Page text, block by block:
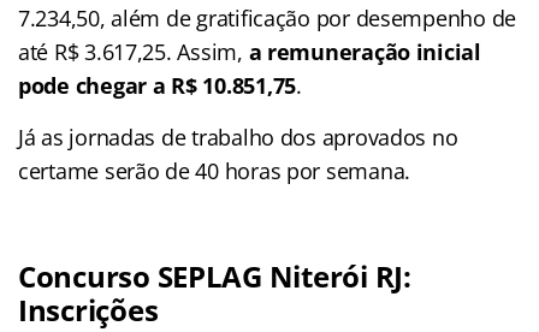
7.234,50, além de gratificação por desempenho de
até R$ 3.617,25. Assim, a remuneração inicial
pode chegar a R$ 10.851,75.
Já as jornadas de trabalho dos aprovados no
certame serão de 40 horas por semana.
Concurso SEPLAG Niterói RJ:
Inscrições